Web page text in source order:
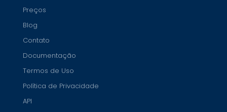
Preços
Blog
Contato
Documentação
Termos de Uso
Política de Privacidade
API